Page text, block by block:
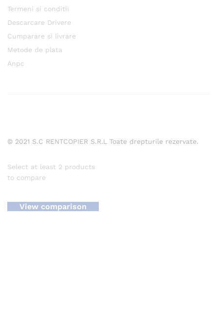
Termeni si conditii
Descarcare Drivere
Cumparare si livrare
Metode de plata
Anpc
© 2021 S.C RENTCOPIER S.R.L Toate drepturile rezervate.
Select at least 2 products
to compare
View comparison